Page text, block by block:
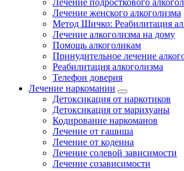
Лечение подросткового
Лечение женского алкоголизма
Метод Шичко: Реабилитация
Лечение алкоголизма на дому
Помощь алкоголикам
Принудительное лечение
Реабилитация алкоголизма
Телефон доверия
Лечение наркомании
Детоксикация от наркотиков
Детоксикация от марихуаны
Кодирование наркоманов
Лечение от гашиша
Лечение от кодеина
Лечение солевой зависимости
Лечение созависимости